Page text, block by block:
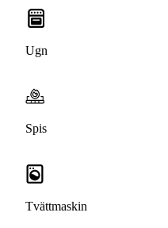
Ugn
Spis
Tvättmaskin